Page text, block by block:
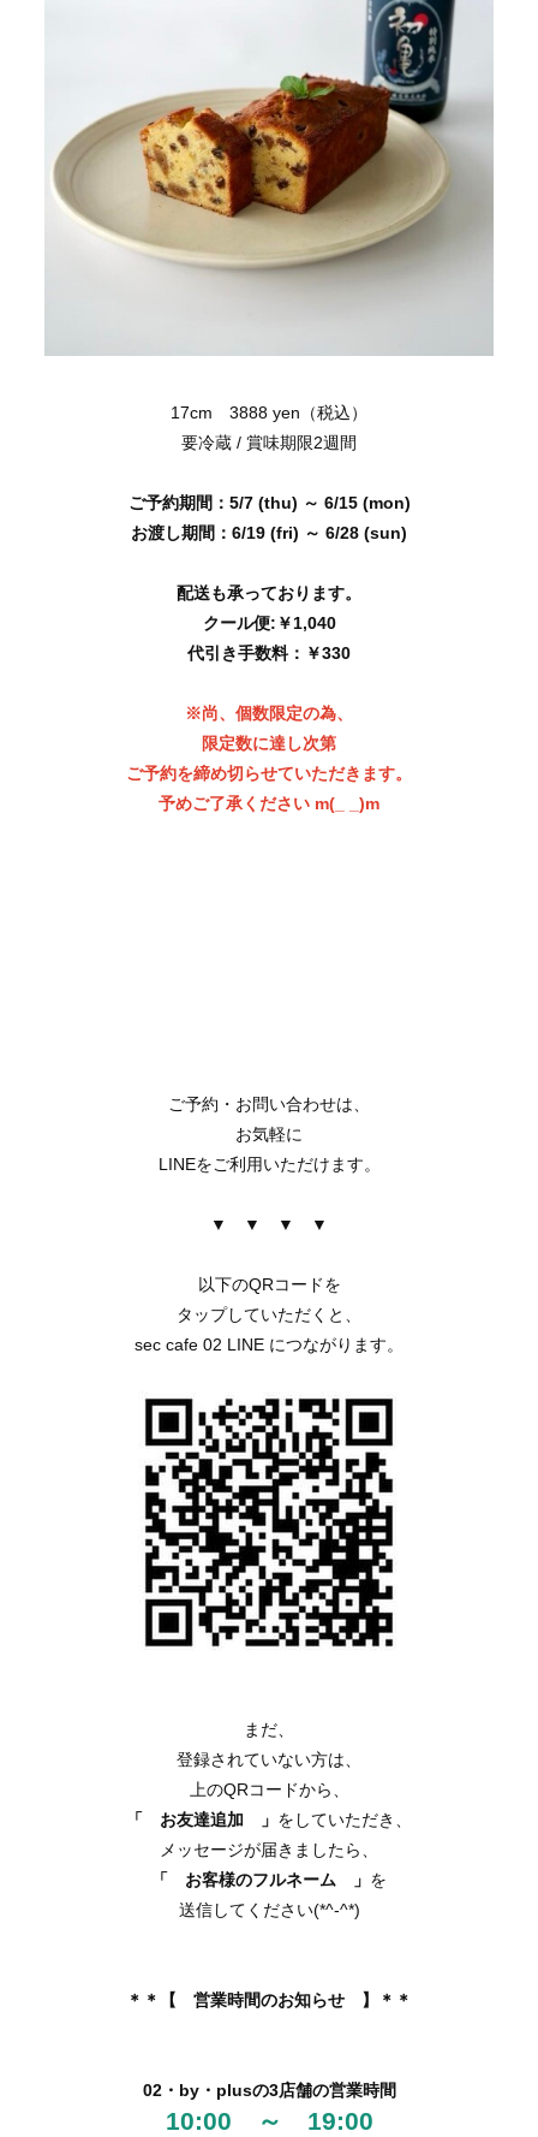
17cm 3888 yen（税込）
要冷蔵 / 賞味期限2週間
ご予約期間：5/7 (thu) ～ 6/15 (mon)
お渡し期間：6/19 (fri) ～ 6/28 (sun)
配送も承っております。
クール便:￥1,040
代引き手数料：￥330
※尚、個数限定の為、
限定数に達し次第
ご予約を締め切らせていただきます。
予めご了承ください m(_ _)m
ご予約・お問い合わせは、
お気軽に
LINEをご利用いただけます。
▼ ▼ ▼ ▼
以下のQRコードを
タップしていただくと、
sec cafe 02 LINE につながります。
まだ、
登録されていない方は、
上のQRコードから、
「 お友達追加 」 をしていただき、
メッセージが届きましたら、
「 お客様のフルネーム 」 を
送信してください(*^-^*)
＊＊【 営業時間のお知らせ 】＊＊
02・by・plusの3店舗の営業時間
10:00 ～ 19:00